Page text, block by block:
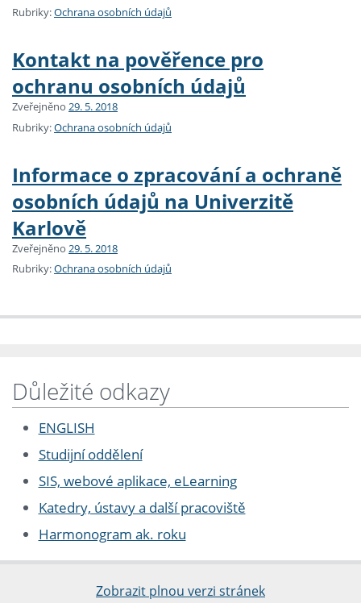
Rubriky:Ochrana osobních údajů
Kontakt na pověřence pro
ochranu osobních údajů
Zveřejněno 29. 5. 2018
Rubriky:Ochrana osobních údajů
Informace o zpracování a ochraně
osobních údajů na Univerzitě
Karlově
Zveřejněno 29. 5. 2018
Rubriky:Ochrana osobních údajů
Důležité odkazy
ENGLISH
Studijní oddělení
SIS, webové aplikace, eLearning
Katedry, ústavy a další pracoviště
Harmonogram ak. roku
Zobrazit plnou verzi stránek